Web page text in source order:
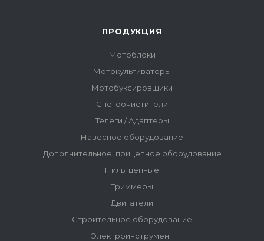
ПРОДУКЦИЯ
Мотоблоки
Мотокультиваторы
Мотобуксировщики
Снегоочистители
Телеги / Адаптеры
Навесное оборудование
Дополнительное, прицепное оборудование
Пилы цепные
Триммеры
Двигатели
Строительное оборудование
Электроинструмент